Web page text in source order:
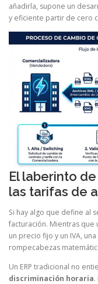
añadirla, supone un
y eficiente partir de cero
El laberinto
las tarifas de
Si hay algo que define al
facturación. Mientras
un precio fijo y un IVA,
rompecabezas
Un ERP tradicional no
discriminación horaria